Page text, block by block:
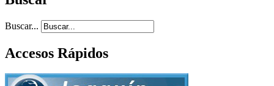
Buscar...
Accesos Rápidos